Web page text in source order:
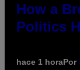
How a
Politics
hace 1 horaPor